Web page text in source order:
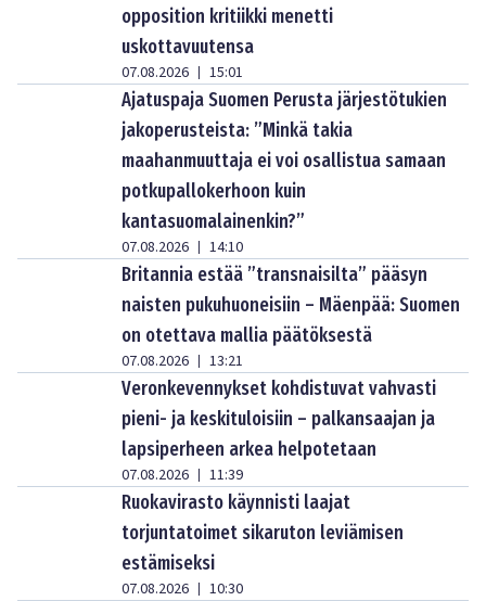
opposition kritiikki menetti
uskottavuutensa
07.08.2026 | 15:01
Ajatuspaja Suomen Perusta järjestötukien
jakoperusteista: ”Minkä takia
maahanmuuttaja ei voi osallistua samaan
potkupallokerhoon kuin
kantasuomalainenkin?”
07.08.2026 | 14:10
Britannia estää ”transnaisilta” pääsyn
naisten pukuhuoneisiin – Mäenpää: Suomen
on otettava mallia päätöksestä
07.08.2026 | 13:21
Veronkevennykset kohdistuvat vahvasti
pieni- ja keskituloisiin – palkansaajan ja
lapsiperheen arkea helpotetaan
07.08.2026 | 11:39
Ruokavirasto käynnisti laajat
torjuntatoimet sikaruton leviämisen
estämiseksi
07.08.2026 | 10:30